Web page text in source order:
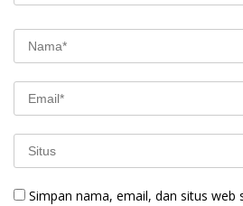
Simpan nama, email, dan situs web